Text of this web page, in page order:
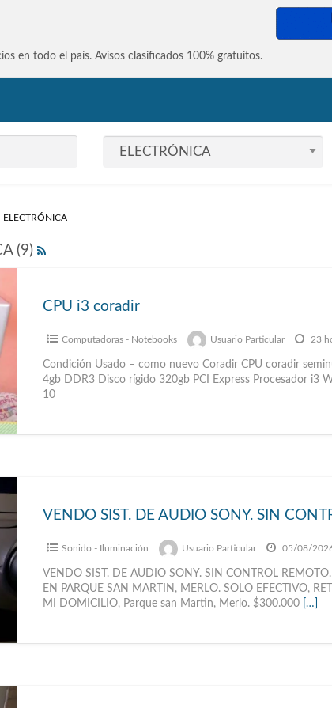
y Venta Argentina |
en todo el país. Avisos clasificados 100% gratuitos.
ELECTRÓNICA
(9)
CPU i3 coradir
Computadoras - Notebooks Usuario Particular 23
Condición Usado – como nuevo Coradir CPU coradir
4gb DDR3 Disco rígido 320gb PCI Express Procesador i3
10
Sonido - Iluminación Usuario Particular 05/08/
VENDO SIST. DE AUDIO SONY. SIN CONTROL REMOTO.
EN PARQUE SAN MARTIN, MERLO. SOLO EFECTIVO,
MI DOMICILIO, Parque san Martin, Merlo. $300.000 […]